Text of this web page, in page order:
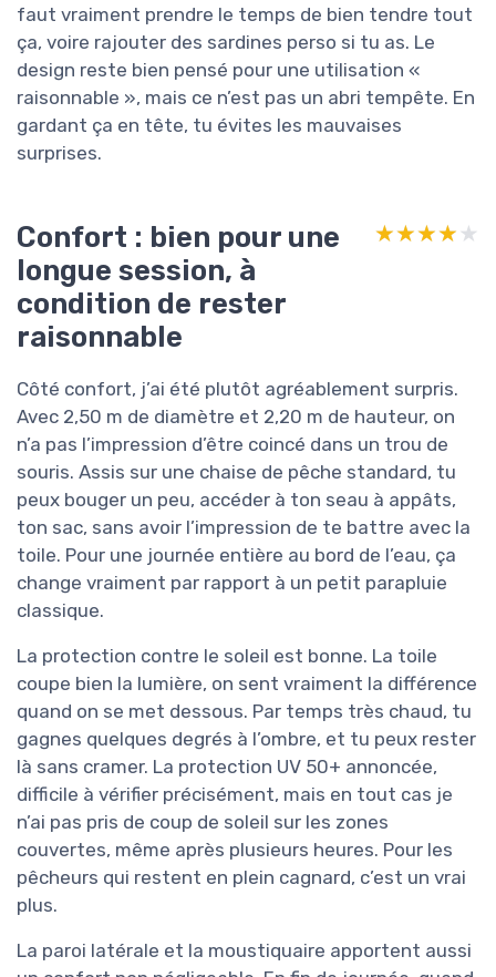
faut vraiment prendre le temps de bien tendre tout
ça, voire rajouter des sardines perso si tu as. Le
design reste bien pensé pour une utilisation «
raisonnable », mais ce n’est pas un abri tempête. En
gardant ça en tête, tu évites les mauvaises
surprises.
Confort : bien pour une
longue session, à
condition de rester
raisonnable
★★★★★
★★★★★
Côté confort, j’ai été plutôt agréablement surpris.
Avec 2,50 m de diamètre et 2,20 m de hauteur, on
n’a pas l’impression d’être coincé dans un trou de
souris. Assis sur une chaise de pêche standard, tu
peux bouger un peu, accéder à ton seau à appâts,
ton sac, sans avoir l’impression de te battre avec la
toile. Pour une journée entière au bord de l’eau, ça
change vraiment par rapport à un petit parapluie
classique.
La protection contre le soleil est bonne. La toile
coupe bien la lumière, on sent vraiment la différence
quand on se met dessous. Par temps très chaud, tu
gagnes quelques degrés à l’ombre, et tu peux rester
là sans cramer. La protection UV 50+ annoncée,
difficile à vérifier précisément, mais en tout cas je
n’ai pas pris de coup de soleil sur les zones
couvertes, même après plusieurs heures. Pour les
pêcheurs qui restent en plein cagnard, c’est un vrai
plus.
La paroi latérale et la moustiquaire apportent aussi